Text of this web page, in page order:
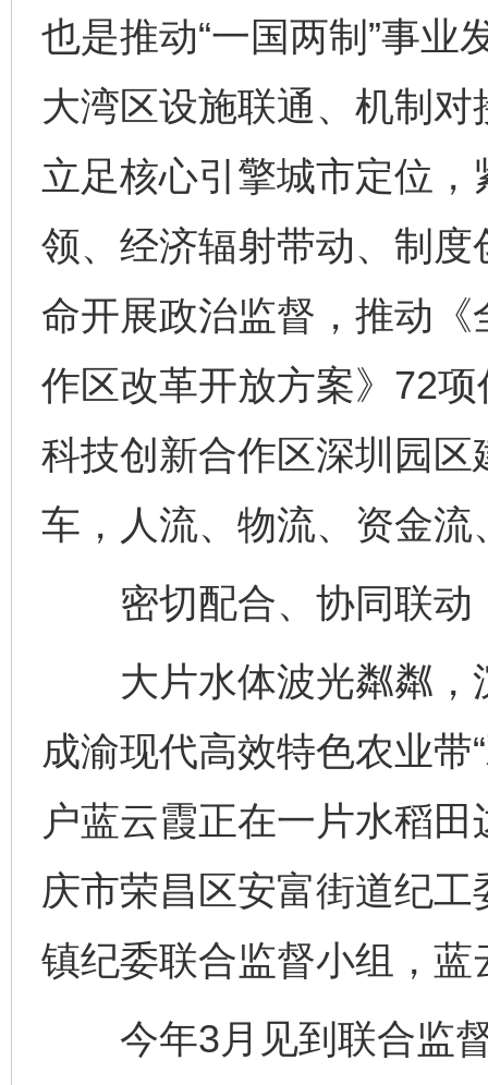
也是推动“一国两制”事业
大湾区设施联通、机制
立足核心引擎城市定位
领、经济辐射带动、制
命开展政治监督，推动
作区改革开放方案》72
科技创新合作区深圳园
车，人流、物流、资金
密切配合、协同联动，
大片水体波光粼粼，
成渝现代高效特色农业带
户蓝云霞正在一片水稻
庆市荣昌区安富街道纪
镇纪委联合监督小组，
今年3月见到联合监督